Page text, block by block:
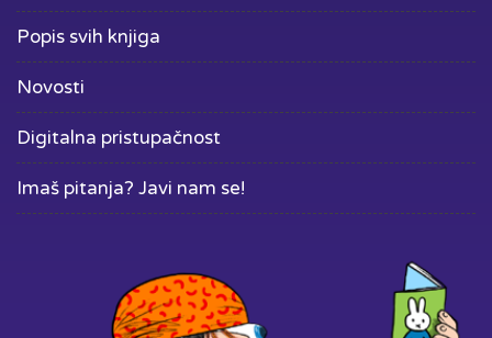
Popis svih knjiga
Novosti
Digitalna pristupačnost
Imaš pitanja? Javi nam se!